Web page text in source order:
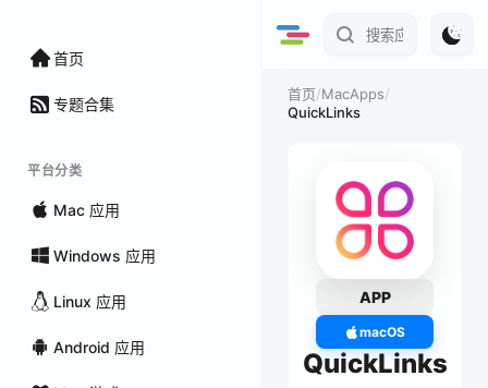
首页
专题合集
平台分类
Mac 应用
Windows 应用
Linux 应用
Android 应用
首页/MacApps/
QuickLinks
APP
macOS
QuickLinks